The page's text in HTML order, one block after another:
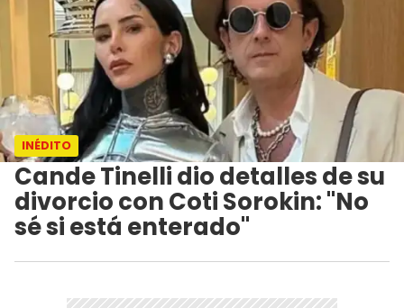
INÉDITO
Cande Tinelli dio detalles de su
divorcio con Coti Sorokin: "No
sé si está enterado"